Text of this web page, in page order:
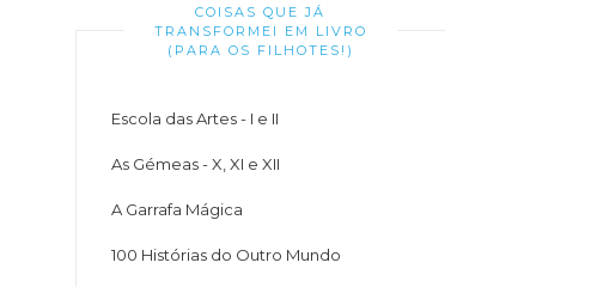
COISAS QUE JÁ
TRANSFORMEI EM LIVRO
(PARA OS FILHOTES!)
Escola das Artes - I e II
As Gémeas - X, XI e XII
A Garrafa Mágica
100 Histórias do Outro Mundo